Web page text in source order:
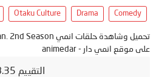
التقييم 8.35
Comedy
Drama
Otaku Culture
على موقع انمي دار - animedar